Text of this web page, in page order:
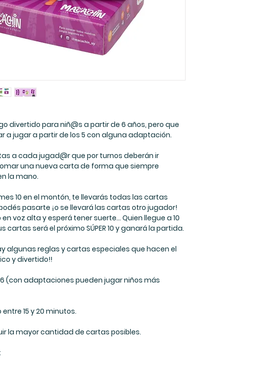
divertido para niñ@s a partir de 6 años, pero que
a jugar a partir de los 5 con alguna adaptación.
a cada jugad@r que por turnos deberán ir
una nueva carta de forma que siempre
la mano.
10 en el montón, te llevarás todas las cartas
pasarte ¡o se llevará las cartas otro jugador!
voz alta y esperá tener suerte... Quien llegue a 10
cartas será el próximo SÚPER 10 y ganará la partida.
algunas reglas y cartas especiales que hacen el
y divertido!!
(con adaptaciones pueden jugar niños más
15 y 20 minutos.
la mayor cantidad de cartas posibles.